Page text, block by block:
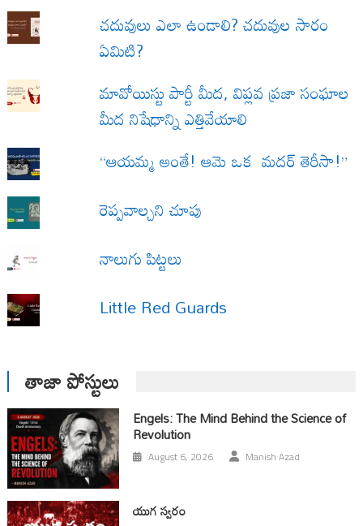
చదువులు ఎలా ఉండాలి? చదువుల సారం
ఏమిటి?
మావోయిస్టు పార్టీ మీద, విప్లవ ప్రజా సంఘాల
మీద నిషేధాన్ని ఎత్తివేయాలి
“ఆయమ్మ అంతే! ఆమె ఒక మదర్ తెరీసా!”
రెప్పవాల్చని చూపు
నాలుగు పిట్టలు
Little Red Guards
తాజా పోస్టులు
Engels: The Mind Behind the Science of
Revolution
August 6, 2026 Manish Azad
యుగ స్వ‌రం